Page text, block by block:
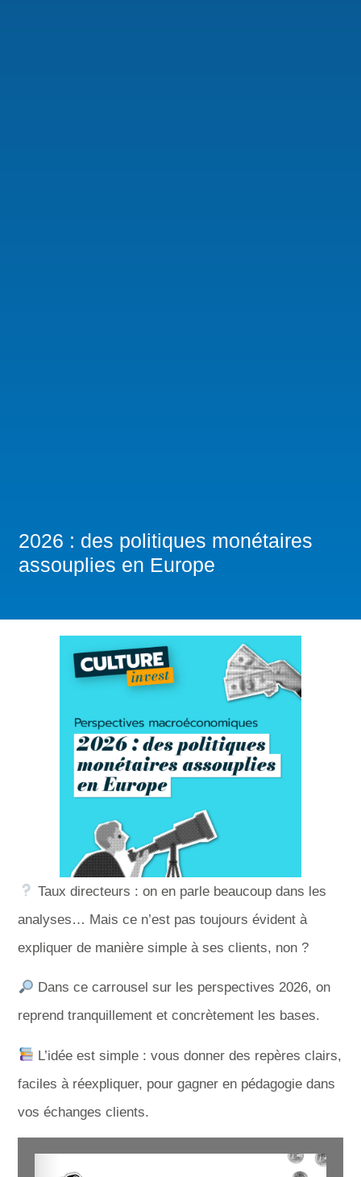
2026 : des politiques monétaires
assouplies en Europe
Taux directeurs : on en parle beaucoup dans les
analyses… Mais ce n’est pas toujours évident à
expliquer de manière simple à ses clients, non ?
Dans ce carrousel sur les perspectives 2026, on
reprend tranquillement et concrètement les bases.
L’idée est simple : vous donner des repères clairs,
faciles à réexpliquer, pour gagner en pédagogie dans
vos échanges clients.